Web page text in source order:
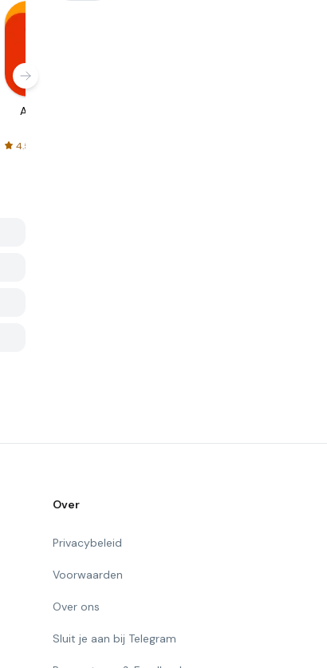
AliExpress
4.5
Over
Privacybeleid
Voorwaarden
Over ons
Sluit je aan bij Telegram